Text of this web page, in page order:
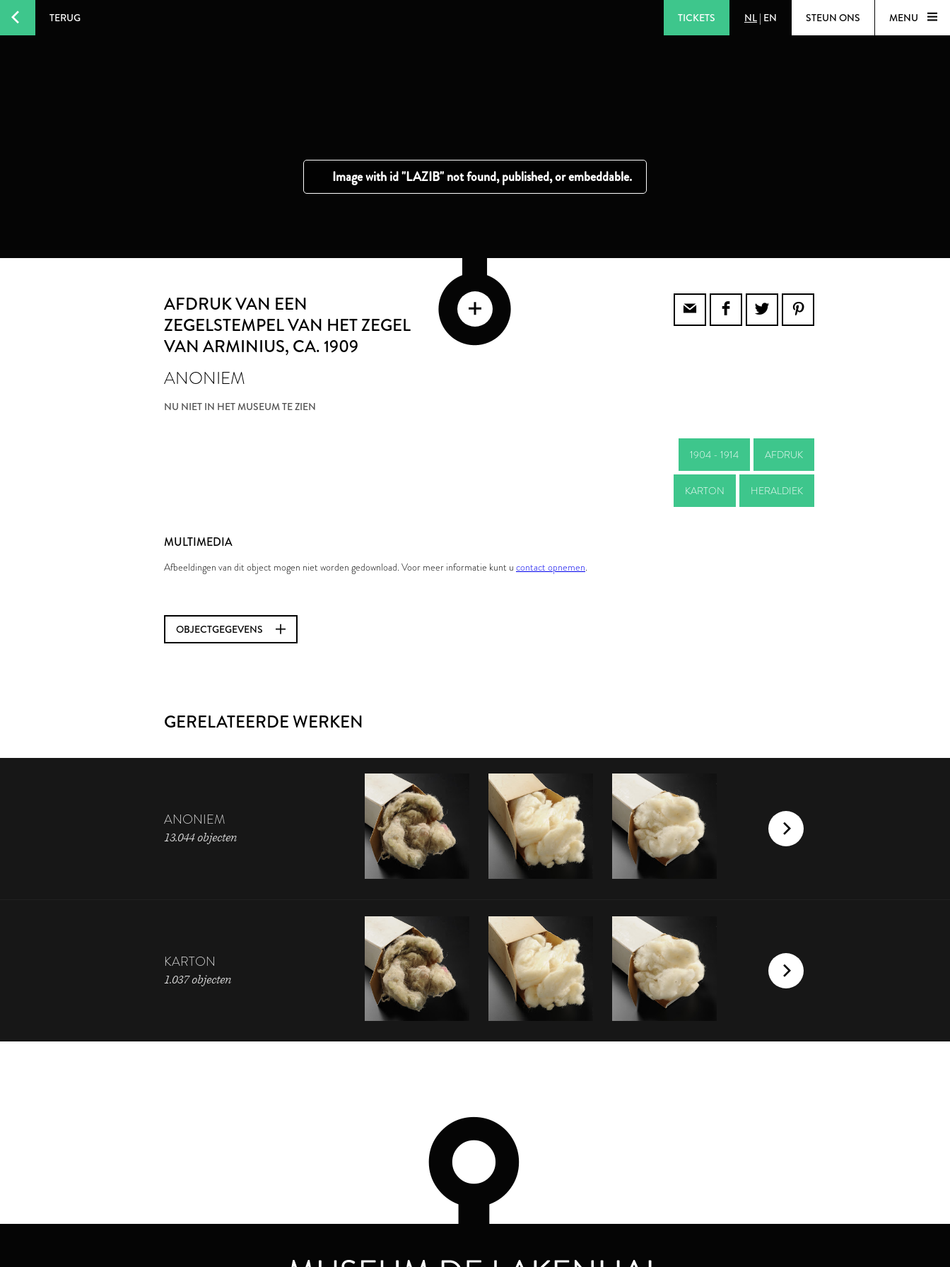
TERUG TICKETS NL | EN STEUN ONS MENU
AFDRUK VAN EEN
ZEGELSTEMPEL VAN HET ZEGEL
VAN ARMINIUS, CA. 1909
ANONIEM
NU NIET IN HET MUSEUM TE ZIEN
1904 - 1914 AFDRUK
KARTON HERALDIEK
MULTIMEDIA
Afbeeldingen van dit object mogen niet worden gedownload. Voor meer informatie kunt u contact opnemen.
OBJECTGEGEVENS
GERELATEERDE WERKEN
ANONIEM
13.044 objecten
KARTON
1.037 objecten